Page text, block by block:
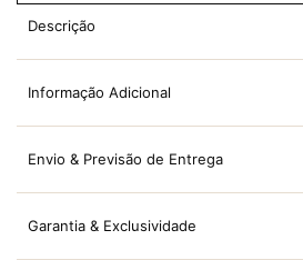
Descrição
Informação Adicional
Envio & Previsão de Entrega
Garantia & Exclusividade